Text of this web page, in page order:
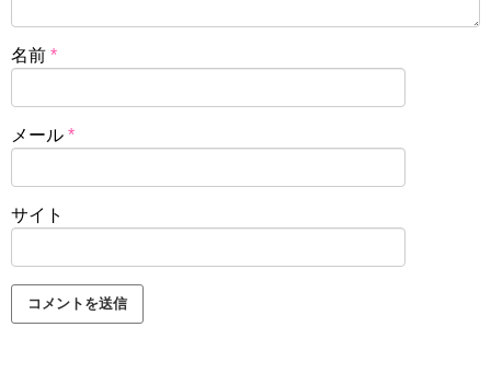
名前 *
メール *
サイト